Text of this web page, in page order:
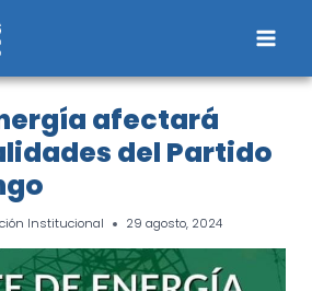
afectará
del Partido
Institucional 29 agosto, 2024